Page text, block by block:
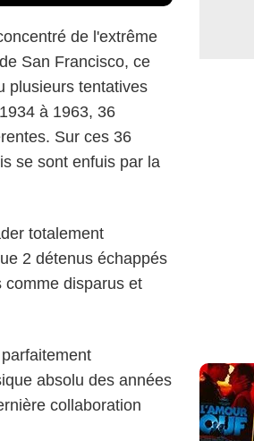
de l'extrême
San Francisco, ce
plusieurs tentatives
à 1963, 36
Sur ces 36
se sont enfuis par la
totalement
2 détenus échappés
comme disparus et
absolu des années
collaboration